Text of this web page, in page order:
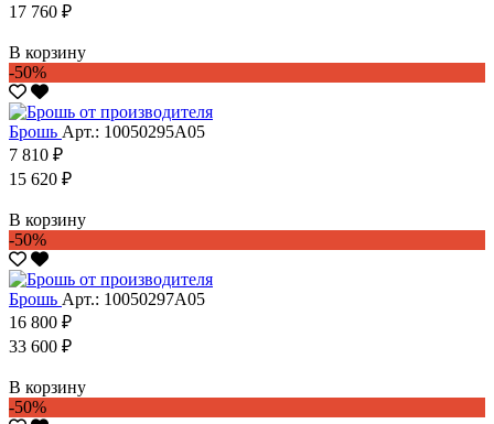
17 760 ₽
В корзину
-50%
Брошь Арт.: 10050295А05
7 810 ₽
15 620 ₽
В корзину
-50%
Брошь Арт.: 10050297А05
16 800 ₽
33 600 ₽
В корзину
-50%